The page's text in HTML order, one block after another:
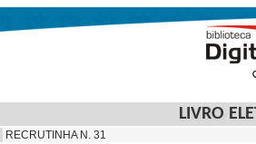
LIVRO
RECRUTINHA N. 31